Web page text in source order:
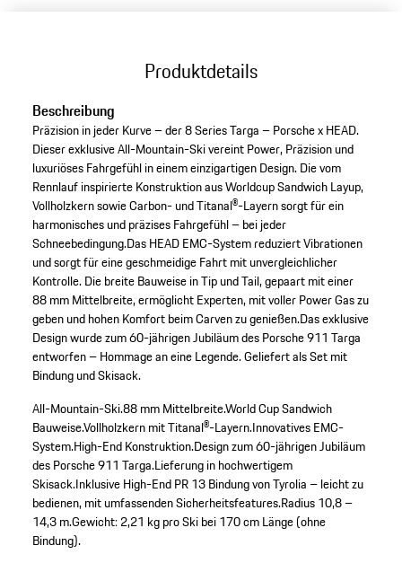
Produktdetails
Beschreibung
Präzision in jeder Kurve – der 8 Series Targa – Porsche x HEAD.
Dieser exklusive All-Mountain-Ski vereint Power, Präzision und
luxuriöses Fahrgefühl in einem einzigartigen Design. Die vom
Rennlauf inspirierte Konstruktion aus Worldcup Sandwich Layup,
Vollholzkern sowie Carbon- und Titanal®-Layern sorgt für ein
harmonisches und präzises Fahrgefühl – bei jeder
Schneebedingung.Das HEAD EMC-System reduziert Vibrationen
und sorgt für eine geschmeidige Fahrt mit unvergleichlicher
Kontrolle. Die breite Bauweise in Tip und Tail, gepaart mit einer
88 mm Mittelbreite, ermöglicht Experten, mit voller Power Gas zu
geben und hohen Komfort beim Carven zu genießen.Das exklusive
Design wurde zum 60-jährigen Jubiläum des Porsche 911 Targa
entworfen – Hommage an eine Legende. Geliefert als Set mit
Bindung und Skisack.
All-Mountain-Ski.88 mm Mittelbreite.World Cup Sandwich
Bauweise.Vollholzkern mit Titanal®-Layern.Innovatives EMC-
System.High-End Konstruktion.Design zum 60-jährigen Jubiläum
des Porsche 911 Targa.Lieferung in hochwertigem
Skisack.Inklusive High-End PR 13 Bindung von Tyrolia – leicht zu
bedienen, mit umfassenden Sicherheitsfeatures.Radius 10,8 –
14,3 m.Gewicht: 2,21 kg pro Ski bei 170 cm Länge (ohne
Bindung).